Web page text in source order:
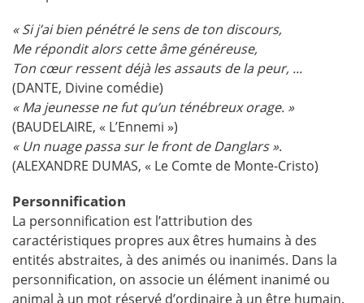
« Si j’ai bien pénétré le sens de ton discours,
Me répondit alors cette âme généreuse,
Ton cœur ressent déjà les assauts de la peur, ...
(DANTE, Divine comédie)
« Ma jeunesse ne fut qu’un ténébreux orage. »
(BAUDELAIRE, « L’Ennemi »)
« Un nuage passa sur le front de Danglars ».
(ALEXANDRE DUMAS, « Le Comte de Monte-Cristo)
Personnification
La personnification est l’attribution des
caractéristiques propres aux êtres humains à des
entités abstraites, à des animés ou inanimés. Dans la
personnification, on associe un élément inanimé ou
animal à un mot réservé d’ordinaire à un être humain.